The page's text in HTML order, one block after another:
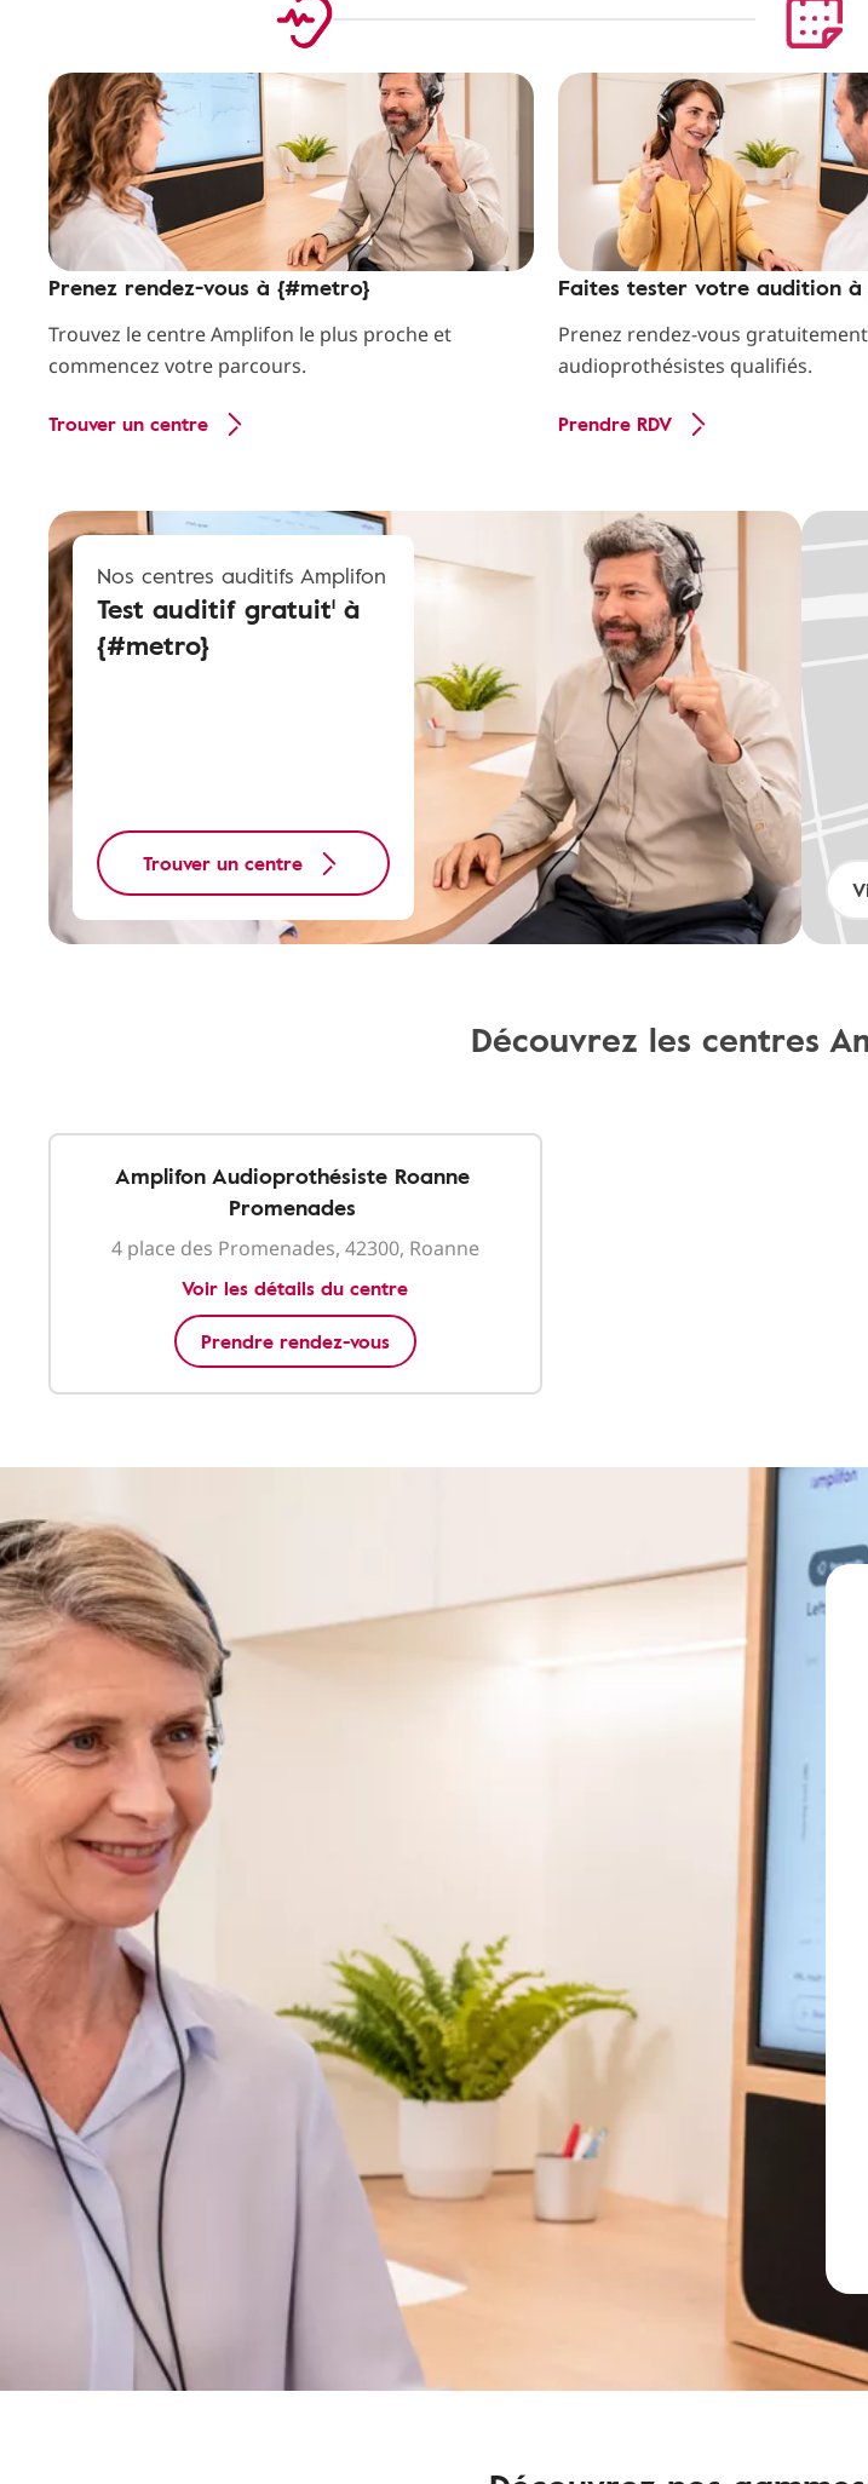
Prenez rendez-vous à {#metro}
Trouvez le centre Amplifon le plus proche et
commencez votre parcours.
Trouver un centre
Faites tester votre audition
Prenez rendez-vous
audioprothésistes qualifiés.
Prendre RDV
Nos centres auditifs Amplifon
Test auditif gratuit¹ à
{#metro}
Trouver un centre
Découvrez les centres
Amplifon Audioprothésiste Roanne
Promenades
4 place des Promenades, 42300, Roanne
Voir les détails du centre
Prendre rendez-vous